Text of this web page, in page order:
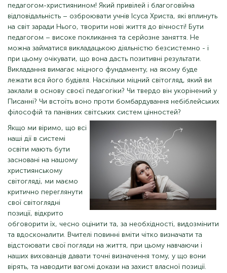
педагогом-християнином! Який привілей і благоговійна
відповідальність – озброювати учнів Ісуса Христа, які вплинуть
на світ заради Нього, творити нові життя до вічності! Бути
педагогом – високе покликання та серйозне заняття. Не
можна займатися викладацькою діяльністю безсистемно - і
при цьому очікувати, що вона дасть позитивні результати.
Викладання вимагає міцного фундаменту, на якому буде
лежати вся його будівля. Наскільки міцний світогляд, який ви
заклали в основу своєї педагогіки? Чи твердо він укорінений у
Писанні? Чи встоїть воно проти бомбардування небіблейських
філософій та панівних світських систем цінностей?
Якщо ми віримо, що всі
наші дії в системі
освіти мають бути
засновані на нашому
християнському
світогляді, ми маємо
критично переглянути
свої світоглядні
позиції, відкрито
обговорити їх, чесно оцінити та, за необхідності, видозмінити
та вдосконалити. Вчителі повинні вміти чітко визначати та
відстоювати свої погляди на життя, при цьому навчаючи і
наших вихованців давати точні визначення тому, у що вони
вірять, та наводити вагомі докази на захист власної позиції.